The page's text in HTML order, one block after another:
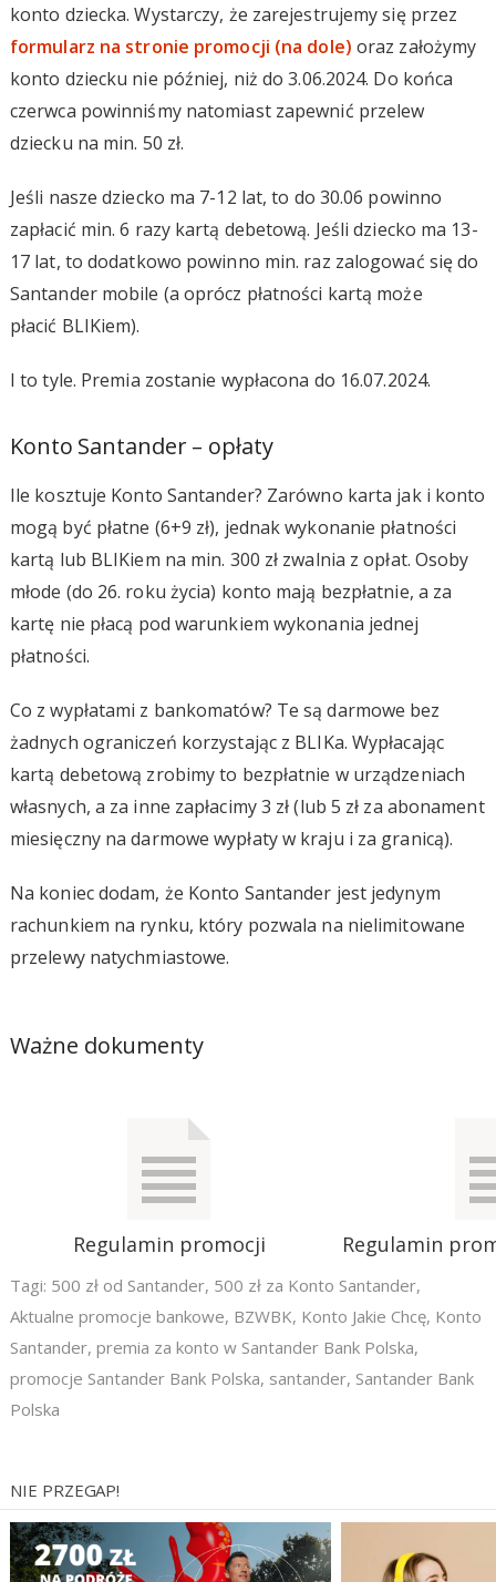
konto dziecka. Wystarczy, że zarejestrujemy się przez
formularz na stronie promocji (na dole) oraz założymy
konto dziecku nie później, niż do 3.06.2024. Do końca
czerwca powinniśmy natomiast zapewnić przelew
dziecku na min. 50 zł.
Jeśli nasze dziecko ma 7-12 lat, to do 30.06 powinno
zapłacić min. 6 razy kartą debetową. Jeśli dziecko ma 13-
17 lat, to dodatkowo powinno min. raz zalogować się do
Santander mobile (a oprócz płatności kartą może
płacić BLIKiem).
I to tyle. Premia zostanie wypłacona do 16.07.2024.
Konto Santander – opłaty
Ile kosztuje Konto Santander? Zarówno karta jak i konto
mogą być płatne (6+9 zł), jednak wykonanie płatności
kartą lub BLIKiem na min. 300 zł zwalnia z opłat. Osoby
młode (do 26. roku życia) konto mają bezpłatnie, a za
kartę nie płacą pod warunkiem wykonania jednej
płatności.
Co z wypłatami z bankomatów? Te są darmowe bez
żadnych ograniczeń korzystając z BLIKa. Wypłacając
kartą debetową zrobimy to bezpłatnie w urządzeniach
własnych, a za inne zapłacimy 3 zł (lub 5 zł za abonament
miesięczny na darmowe wypłaty w kraju i za granicą).
Na koniec dodam, że Konto Santander jest jedynym
rachunkiem na rynku, który pozwala na nielimitowane
przelewy natychmiastowe.
Ważne dokumenty
Regulamin promocji Regulamin
Tagi: 500 zł od Santander, 500 zł za Konto Santander,
Aktualne promocje bankowe, BZWBK, Konto Jakie Chcę, Konto
Santander, premia za konto w Santander Bank Polska,
promocje Santander Bank Polska, santander, Santander Bank
Polska
NIE PRZEGAP!